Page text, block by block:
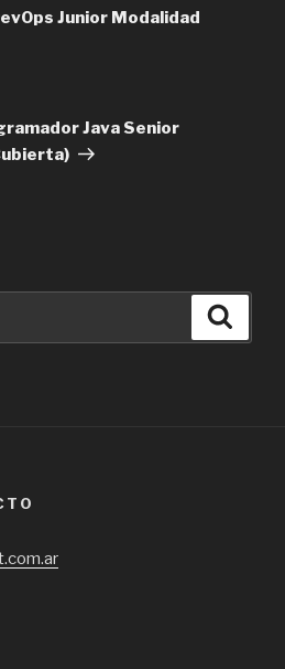
Junior Modalidad
Java Senior